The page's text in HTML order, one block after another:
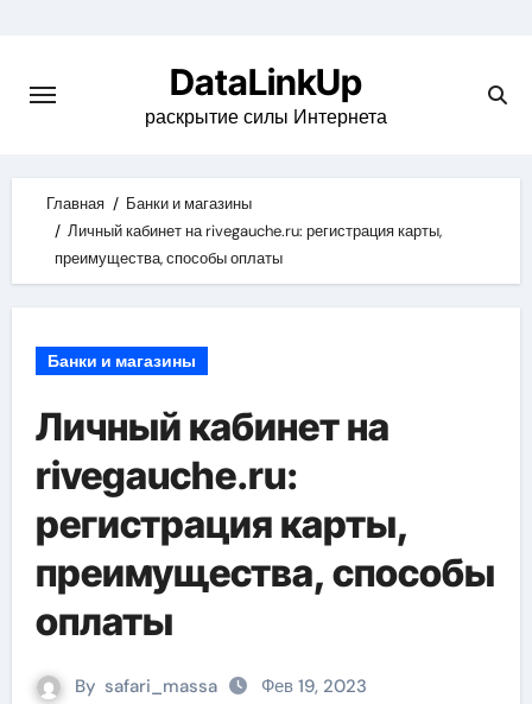
content
DataLinkUp
раскрытие силы Интернета
Главная
Банки и магазины
Личный кабинет на rivegauche.ru: регистрация карты,
преимущества, способы оплаты
Банки и магазины
Личный кабинет на
rivegauche.ru:
регистрация карты,
преимущества, способы
оплаты
By safari_massa Фев 19, 2023